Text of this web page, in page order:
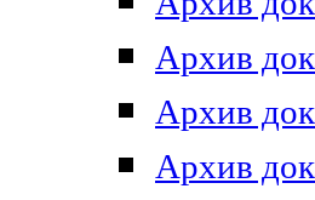
Архив
Архив
Архив